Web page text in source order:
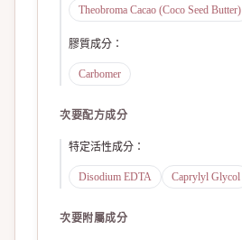
Theobroma Cacao (Coco Seed Butter)
膠質成分 ：
Carbomer
次要配方成分
特定活性成分 ：
Disodium EDTA Caprylyl Glycol
次要附屬成分